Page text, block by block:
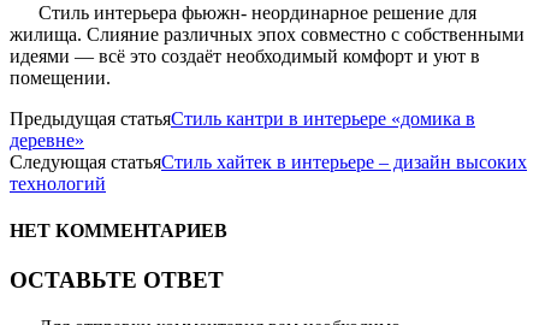
Стиль интерьера фьюжн- неординарное решение для
жилища. Слияние различных эпох совместно с собственными
идеями — всё это создаёт необходимый комфорт и уют в
помещении.
Предыдущая статьяCтиль кантри в интерьере «домика в
деревне»
Следующая статьяСтиль хайтек в интерьере – дизайн высоких
технологий
НЕТ КОММЕНТАРИЕВ
ОСТАВЬТЕ ОТВЕТ